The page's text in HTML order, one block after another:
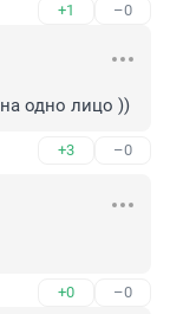
+1 –0
одно лицо ))
+3 –0
+0 –0